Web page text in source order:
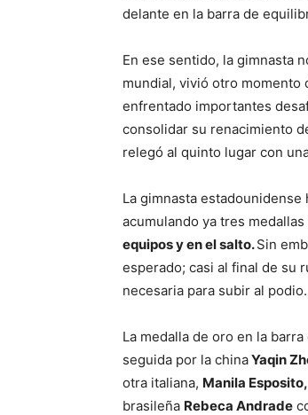
delante en la barra de
En ese sentido, la gimnasta
mundial, vivió otro momento
enfrentado importantes
consolidar su renacimiento
relegó al quinto lugar con
La gimnasta estadounidense
acumulando ya tres
equipos y en el salto.Sin
esperado; casi al final de su
necesaria para subir al podio.
La medalla de oro en la
seguida por la chinaYaqin
otra italiana, Manila Esposito,
brasileña Rebeca Andrade